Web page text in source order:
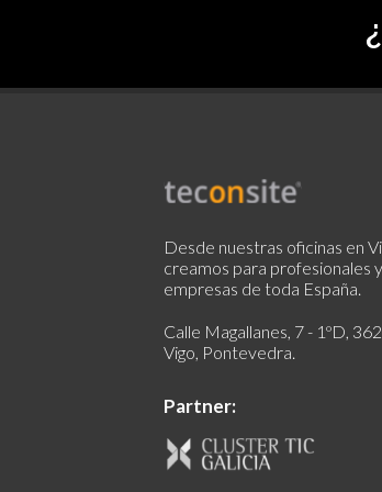
Desde nuestras oficinas en
creamos para profesionales y
empresas de toda España.
Calle Magallanes, 7 - 1ºD,
Vigo, Pontevedra.
Partner: